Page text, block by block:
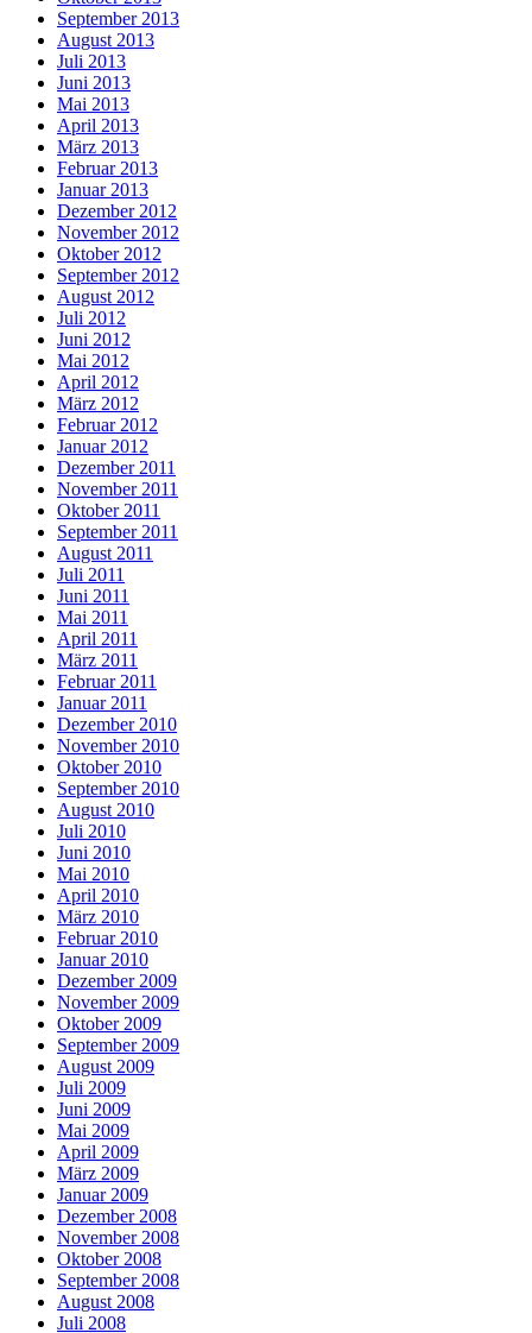
September 2013
August 2013
Juli 2013
Juni 2013
Mai 2013
April 2013
März 2013
Februar 2013
Januar 2013
Dezember 2012
November 2012
Oktober 2012
September 2012
August 2012
Juli 2012
Juni 2012
Mai 2012
April 2012
März 2012
Februar 2012
Januar 2012
Dezember 2011
November 2011
Oktober 2011
September 2011
August 2011
Juli 2011
Juni 2011
Mai 2011
April 2011
März 2011
Februar 2011
Januar 2011
Dezember 2010
November 2010
Oktober 2010
September 2010
August 2010
Juli 2010
Juni 2010
Mai 2010
April 2010
März 2010
Februar 2010
Januar 2010
Dezember 2009
November 2009
Oktober 2009
September 2009
August 2009
Juli 2009
Juni 2009
Mai 2009
April 2009
März 2009
Januar 2009
Dezember 2008
November 2008
Oktober 2008
September 2008
August 2008
Juli 2008